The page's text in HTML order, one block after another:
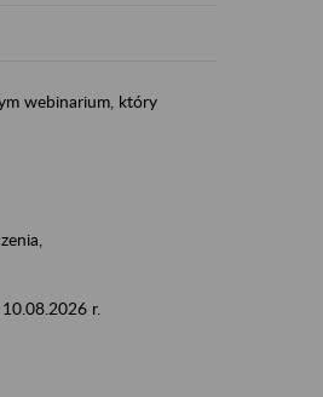
webinarium, który
r.